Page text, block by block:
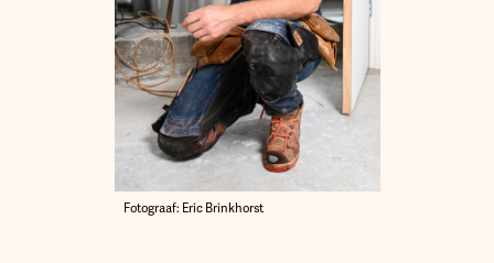
Fotograaf: Eric Brinkhorst